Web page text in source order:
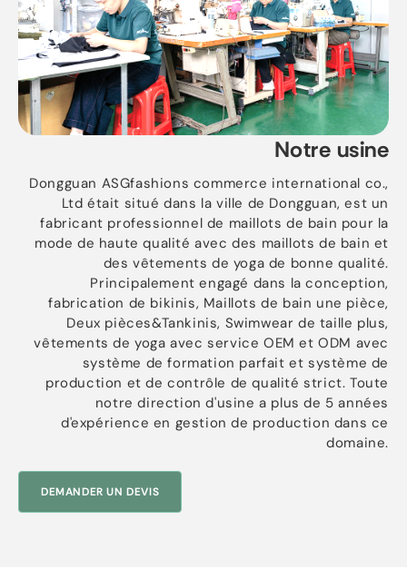
Notre usine
Dongguan ASGfashions commerce international co.,
Ltd était situé dans la ville de Dongguan, est un
fabricant professionnel de maillots de bain pour la
mode de haute qualité avec des maillots de bain et
des vêtements de yoga de bonne qualité.
Principalement engagé dans la conception,
fabrication de bikinis, Maillots de bain une pièce,
Deux pièces&Tankinis, Swimwear de taille plus,
vêtements de yoga avec service OEM et ODM avec
système de formation parfait et système de
production et de contrôle de qualité strict. Toute
notre direction d'usine a plus de 5 années
d'expérience en gestion de production dans ce
domaine.
DEMANDER UN DEVIS